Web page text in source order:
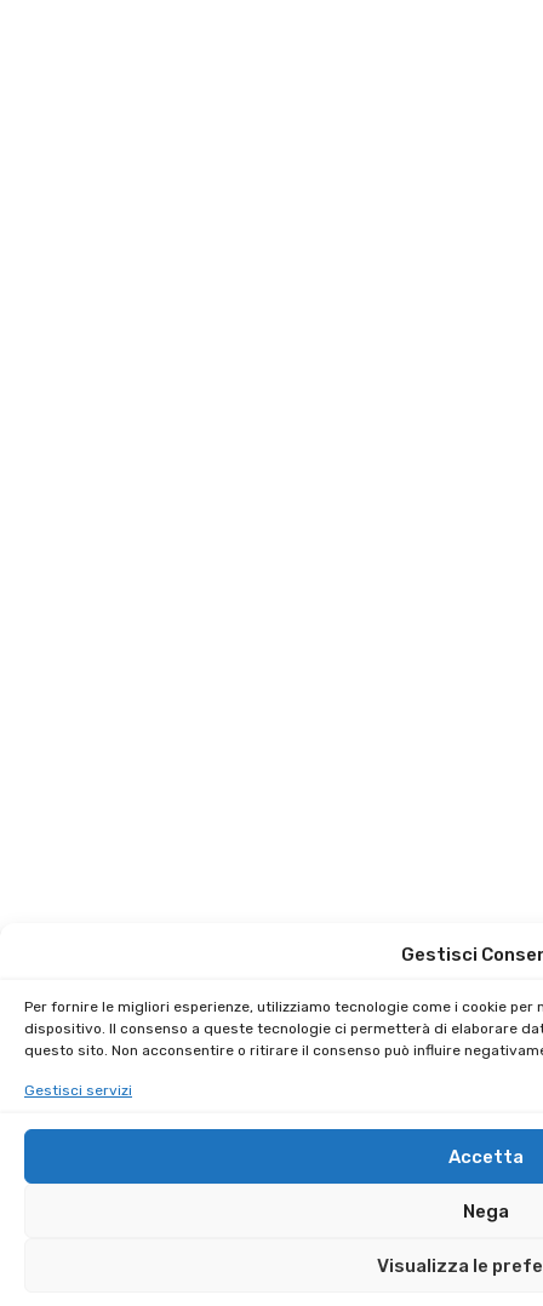
Gestisci
Per fornire le migliori esperienze, utilizziamo tecnologie come i cookie
dispositivo. Il consenso a queste tecnologie ci permetterà di elaborare
questo sito. Non acconsentire o ritirare il consenso può influire
Gestisci servizi
Accetta
Nega
Visualizza le